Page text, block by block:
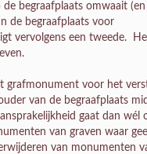
begraafplaats omwaait (en
de begraafplaats voor
vervolgens een tweede.
grafmonument voor het
van de begraafplaats
gaat dan wél
van graven waar
van monumenten